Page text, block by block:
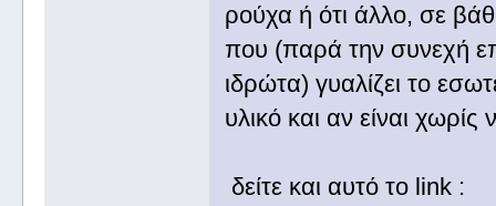
ρούχα ή ότι άλλο, σε
που (παρά την συνεχή
ιδρώτα) γυαλίζει το
υλικό και αν είναι χωρίς
δείτε και αυτό το link :